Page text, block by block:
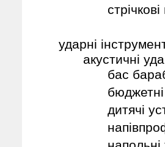
ударні
акустичні
бас
дитячі